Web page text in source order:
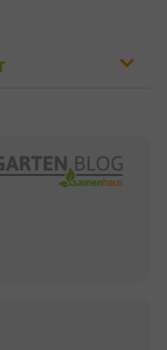
Pots